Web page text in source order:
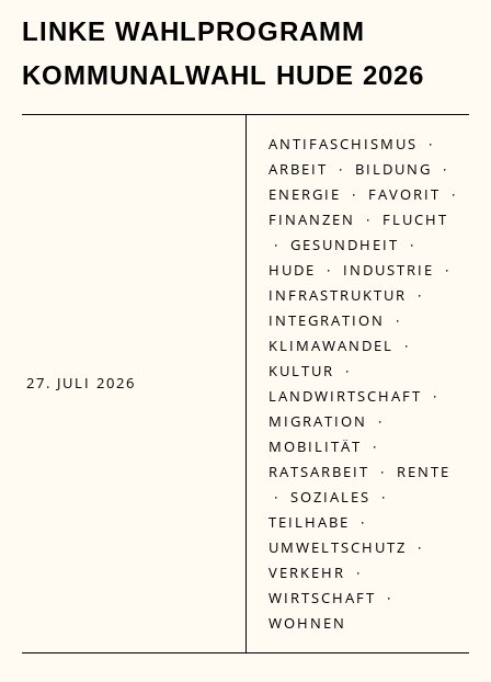
27
JULI
LINKE WAHLPROGRAMM
KOMMUNALWAHL HUDE 2026
27. JULI 2026
ANTIFASCHISMUS ·
ARBEIT · BILDUNG ·
ENERGIE · FAVORIT ·
FINANZEN
· FLUCHT
· GESUNDHEIT ·
HUDE · INDUSTRIE ·
INFRASTRUKTUR ·
INTEGRATION
·
KLIMAWANDEL ·
KULTUR ·
LANDWIRTSCHAFT ·
MIGRATION
·
MOBILITÄT ·
RATSARBEIT · RENTE
· SOZIALES ·
TEILHABE ·
UMWELTSCHUTZ ·
VERKEHR ·
WIRTSCHAFT ·
WOHNEN